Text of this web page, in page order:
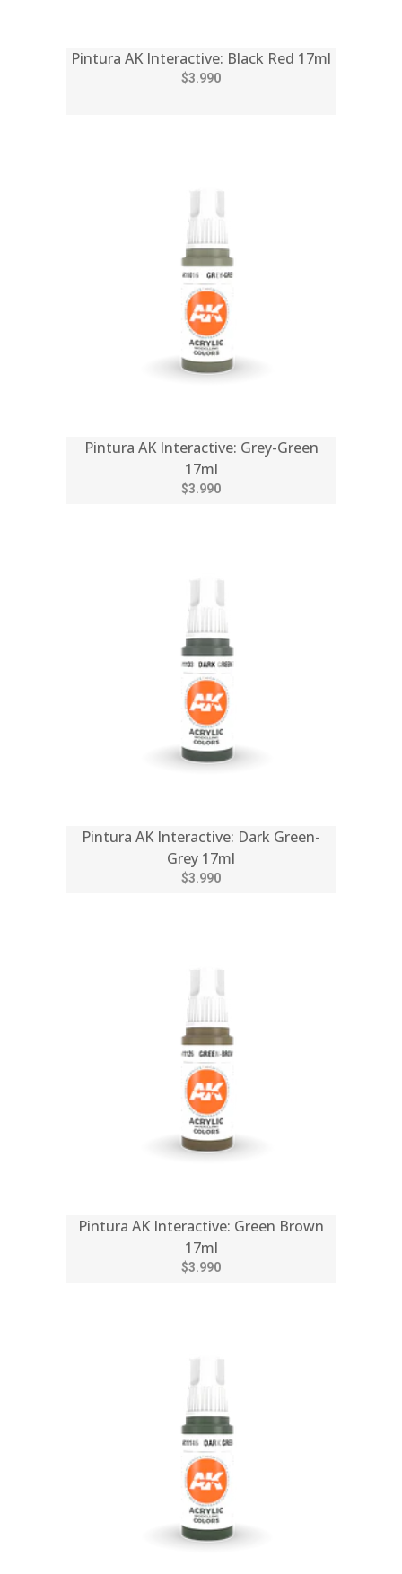
Pintura AK Interactive: Black Red 17ml
$3.990
Pintura AK Interactive: Grey-Green
17ml
$3.990
Pintura AK Interactive: Dark Green-
Grey 17ml
$3.990
Pintura AK Interactive: Green Brown
17ml
$3.990